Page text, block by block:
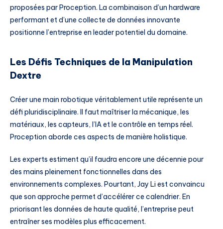
proposées par Proception. La combinaison d’un hardware
performant et d’une collecte de données innovante
positionne l’entreprise en leader potentiel du domaine.
Les Défis Techniques de la Manipulation
Dextre
Créer une main robotique véritablement utile représente un
défi pluridisciplinaire. Il faut maîtriser la mécanique, les
matériaux, les capteurs, l’IA et le contrôle en temps réel.
Proception aborde ces aspects de manière holistique.
Les experts estiment qu’il faudra encore une décennie pour
des mains pleinement fonctionnelles dans des
environnements complexes. Pourtant, Jay Li est convaincu
que son approche permet d’accélérer ce calendrier. En
priorisant les données de haute qualité, l’entreprise peut
entraîner ses modèles plus efficacement.